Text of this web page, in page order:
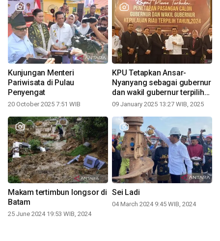
Kunjungan Menteri
Pariwisata di Pulau
Penyengat
20 October 2025 7:51 WIB
KPU Tetapkan Ansar-
Nyanyang sebagai gubernur
dan wakil gubernur terpilih
periode 2025-2030
09 January 2025 13:27 WIB, 2025
Makam tertimbun longsor di
Batam
25 June 2024 19:53 WIB, 2024
Sei Ladi
04 March 2024 9:45 WIB, 2024